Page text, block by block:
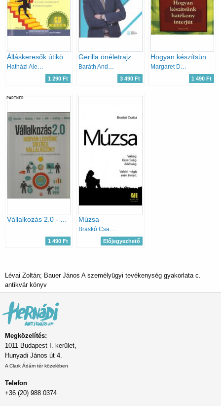
1 290 Ft 3 490 Ft 1 490 Ft
PARTNER
1 490 Ft
Múzsa
Braskó Csaba
Előjegyezhető
Lévai Zoltán; Bauer János A személyügyi tevékenység gyakorlata c.
antikvár könyv
Megközelítés:
1011 Budapest I. kerület,
Hunyadi János út 4.
A Clark Ádám tér közelében
Telefon
+36 (20) 988 0374